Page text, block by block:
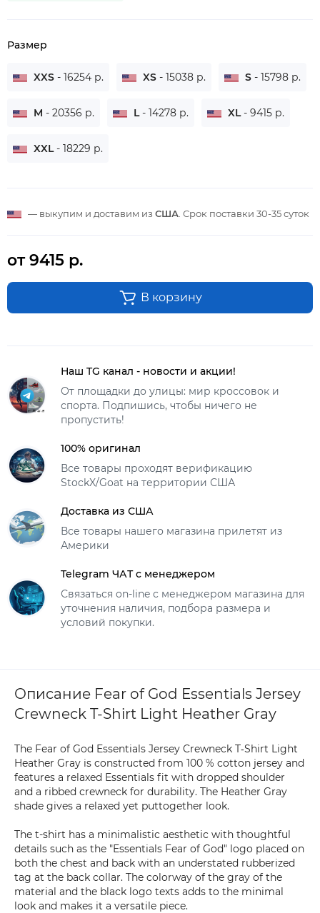
Размер
XXS - 16254 р. XS - 15038 р. S - 15798 р.
M - 20356 р. L- 14278 р. XL- 9415 р.
XXL- 18229 р.
— выкупим и доставим из США . Срок поставки 30-35 суток
от 9415 р.
В корзину
Наш TG канал - новости и акции!
От площадки до улицы: мир кроссовок и
спорта. Подпишись, чтобы ничего не
пропустить!
100% оригинал
Все товары проходят верификацию
StockX/Goat на территории США
Доставка из США
Все товары нашего магазина прилетят из
Америки
Telegram ЧАТ с менеджером
Связаться on-line с менеджером магазина для
уточнения наличия, подбора размера и
условий покупки.
Описание Fear of God Essentials Jersey
Crewneck T-Shirt Light Heather Gray
The Fear of God Essentials Jersey Crewneck T‑Shirt Light
Heather Gray is constructed from 100 % cotton jersey and
features a relaxed Essentials fit with dropped shoulder
and a ribbed crewneck for durability. The Heather Gray
shade gives a relaxed yet puttogether look.
The t-shirt has a minimalistic aesthetic with thoughtful
details such as the "Essentials Fear of God" logo placed on
both the chest and back with an understated rubberized
tag at the back collar. The colorway of the gray of the
material and the black logo texts adds to the minimal
look and makes it a versatile piece.